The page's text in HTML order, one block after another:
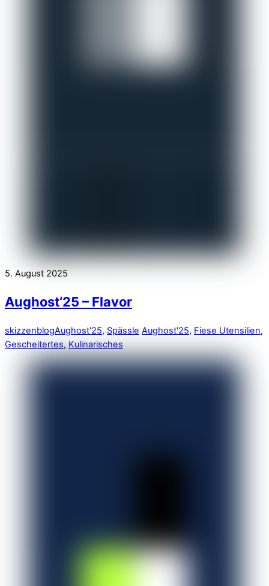
5. August 2025
Aughost‘25 – Flavor
skizzenblogAughost'25, Spässle Aughost'25, Fiese Utensilien,
Gescheitertes,Kulinarisches